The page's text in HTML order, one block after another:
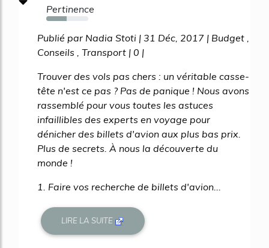
Pertinence
49%
Publié par Nadia Stoti | 31 Déc, 2017 | Budget ,
Conseils , Transport | 0 |
Trouver des vols pas chers : un véritable casse-
tête n'est ce pas ? Pas de panique ! Nous avons
rassemblé pour vous toutes les astuces
infaillibles des experts en voyage pour
dénicher des billets d'avion aux plus bas prix.
Plus de secrets. À nous la découverte du
monde !
1. Faire vos recherche de billets d'avion...
LIRE LA SUITE